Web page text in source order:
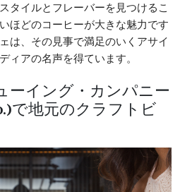
タイルとフレーバーを見つけるこ
ほどのコーヒーが大きな魅力です
は、その見事で満足のいくアサイ
ィアの名声を得ています。
ーイング・カンパニー
で地元のクラフトビ